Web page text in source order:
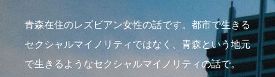
青森在住のレズビアン女性の話です。都市で生きる
セクシャルマイノリティではなく、青森という地元
で生きるようなセクシャルマイノリティの話で。